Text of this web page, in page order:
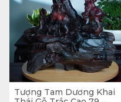
Tượng Tam Dương Khai